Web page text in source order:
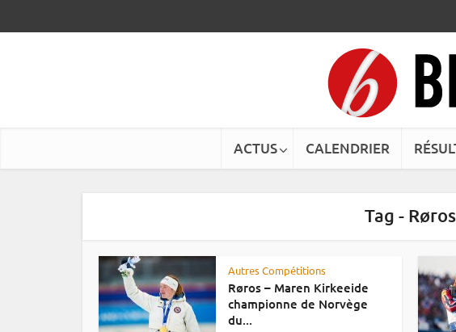
ACTUS CALENDRIER
Tag - Røros
Autres Compétitions
Røros – Maren Kirkeeide
championne de Norvège
du...